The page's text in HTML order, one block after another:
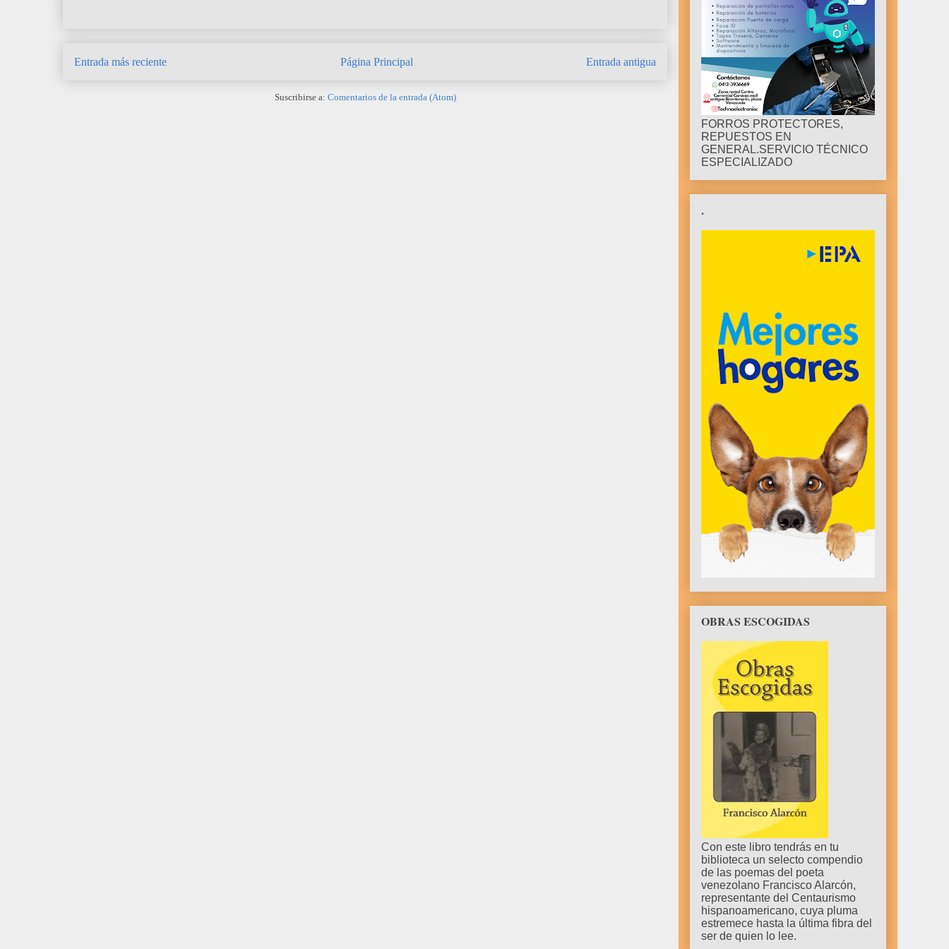
Entrada más reciente Entrada antigua
Página Principal
Suscribirse a: Comentarios de la entrada (Atom)
FORROS PROTECTORES,
REPUESTOS EN
GENERAL.SERVICIO TÉCNICO
ESPECIALIZADO
.
OBRAS ESCOGIDAS
Con este libro tendrás en tu
biblioteca un selecto compendio
de las poemas del poeta
venezolano Francisco Alarcón,
representante del Centaurismo
hispanoamericano, cuya pluma
estremece hasta la última fibra del
ser de quien lo lee.